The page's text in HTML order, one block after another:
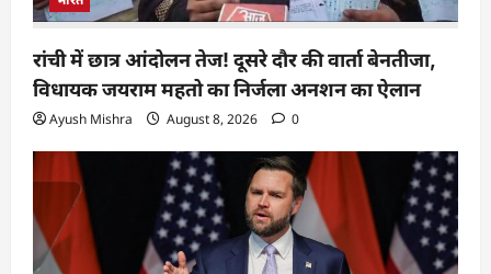
रांची में छात्र आंदोलन तेज! दूसरे दौर की वार्ता बेनतीजा,
विधायक जयराम महतो का निर्जला अनशन का ऐलान
Ayush Mishra August 8, 2026 0